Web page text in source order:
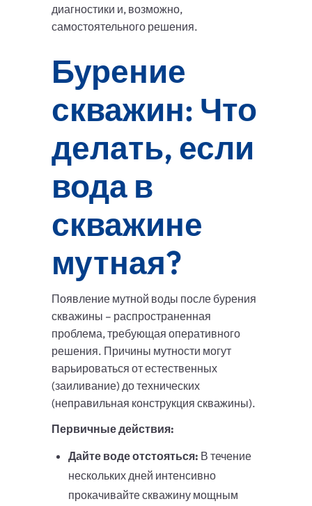
диагностики и, возможно,
самостоятельного решения.
Бурение
скважин: Что
делать, если
вода в
скважине
мутная?
Появление мутной воды после бурения
скважины – распространенная
проблема, требующая оперативного
решения. Причины мутности могут
варьироваться от естественных
(заиливание) до технических
(неправильная конструкция скважины).
Первичные действия:
Дайте воде отстояться: В течение
нескольких дней интенсивно
прокачивайте скважину мощным